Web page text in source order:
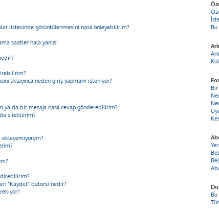
listesinde görüntülenmesini nasıl önleyebilirim?
saatler hala yanlış!
tıklayınca neden giriş yapmam isteniyor?
ya da bir mesaja nasıl cevap gönderebilirim?
da silebilirim?
“Kaydet” butonu nedir?